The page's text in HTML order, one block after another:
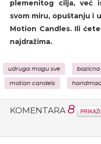
plemenitog cilja, već
svom miru, opuštanju i
Motion Candles. Ili
najdražima.
udruga mogu sve
motion candels
KOMENTARA 8 PRIKAŽI